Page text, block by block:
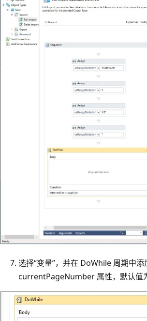
选择“变量”，并在 DoWhile 周期中
currentPageNumber 属性，默认值